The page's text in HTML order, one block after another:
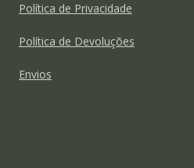
Política de Privacidade
Política de Devoluções
Envios